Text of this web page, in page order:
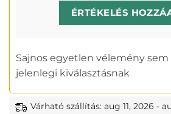
ÉRTÉKELÉS
Sajnos egyetlen vélemény sem
jelenlegi kiválasztásnak
Várható szállítás: aug 11, 2026 -